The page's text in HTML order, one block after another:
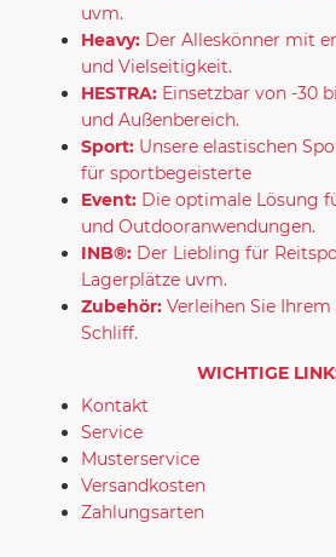
uvm.
Heavy: Der Alleskönner mit
und Vielseitigkeit.
HESTRA: Einsetzbar von -30
und Außenbereich.
Sport: Unsere elastischen
für sportbegeisterte
Event: Die optimale Lösung
und Outdooranwendungen.
INB®: Der Liebling für
Lagerplätze uvm.
Zubehör: Verleihen Sie
Schliff.
WICHTIGE
Kontakt
Service
Musterservice
Versandkosten
Zahlungsarten